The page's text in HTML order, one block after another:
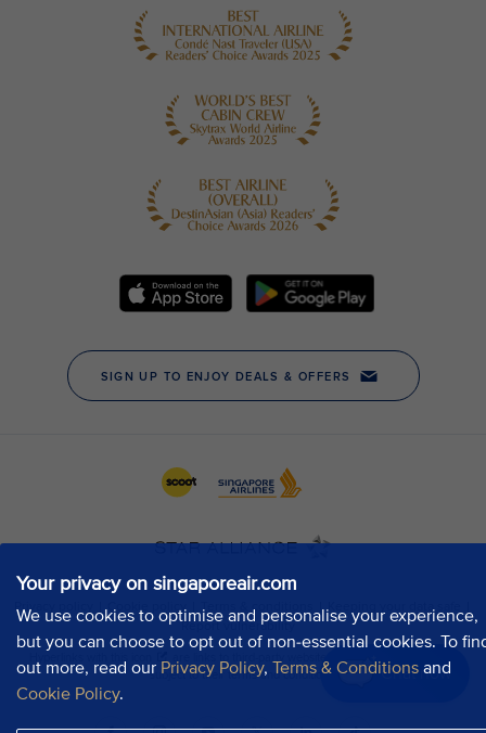
Your privacy on singaporeair.com
We use cookies to optimise and personalise your experience,
but you can choose to opt out of non-essential cookies. To
out more, read our Privacy Policy, Terms & Conditions and
Cookie Policy.
Chat now